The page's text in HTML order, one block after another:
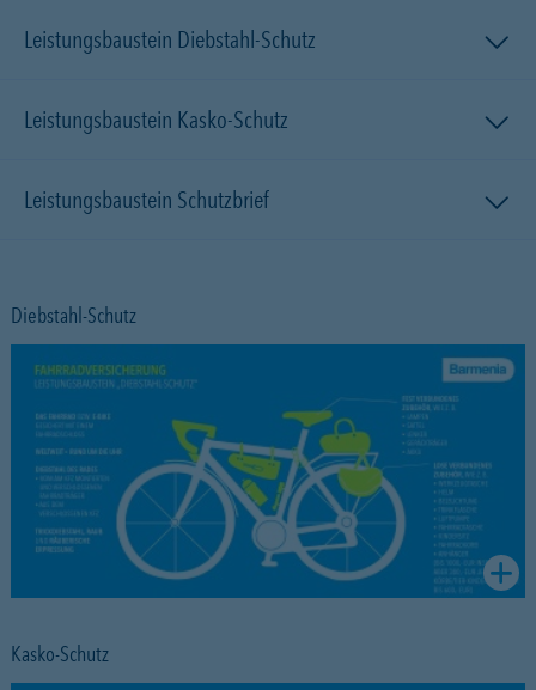
Leistungsbaustein Diebstahl-Schutz
Leistungsbaustein Kasko-Schutz
Leistungsbaustein Schutzbrief
Diebstahl-Schutz
Kasko-Schutz